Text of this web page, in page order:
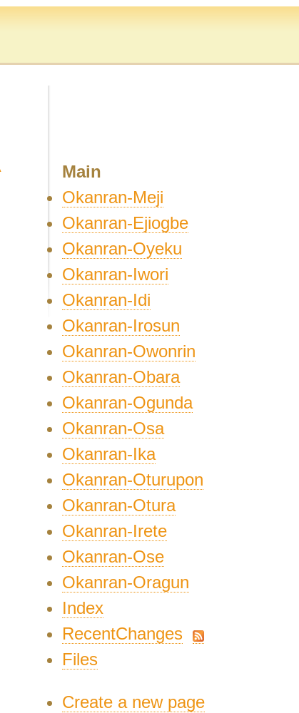
Main
Okanran-Meji
Okanran-Ejiogbe
Okanran-Oyeku
Okanran-Iwori
Okanran-Idi
Okanran-Irosun
Okanran-Owonrin
Okanran-Obara
Okanran-Ogunda
Okanran-Osa
Okanran-Ika
Okanran-Oturupon
Okanran-Otura
Okanran-Irete
Okanran-Ose
Okanran-Oragun
Index
RecentChanges
Files
Create a new page